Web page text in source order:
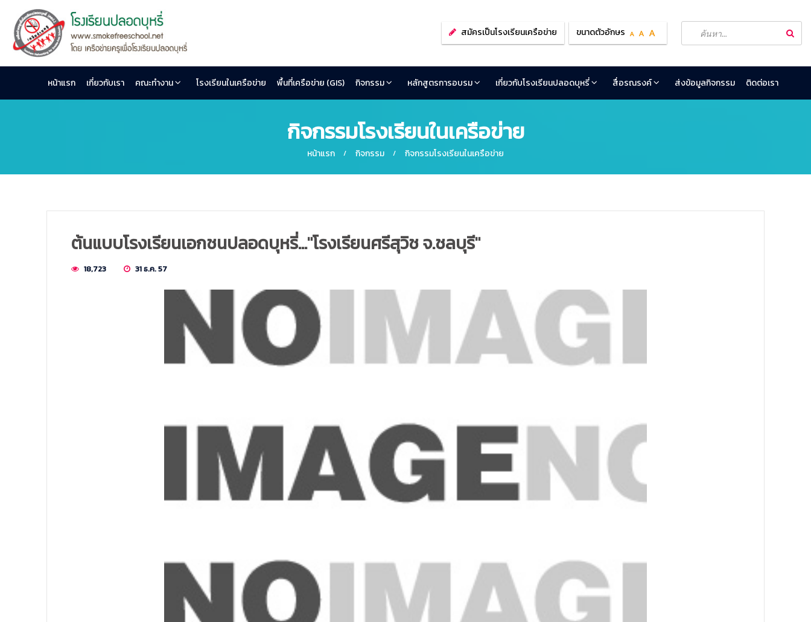
ขนาดตัวอักษร
สมัครเป็นโรงเรียนเครือข่าย
หน้าแรก เกี่ยวกับเรา คณะทำงาน โรงเรียนในเครือข่าย พื้นที่เครือข่าย (GIS) กิจกรรม หลักสูตรการอบรม เกี่ยวกับโรงเรียนปลอดบุหรี่ สื่อรณรงค์ ส่งข้อมูลกิจกรรม ติดต่อเรา
กิจกรรมโรงเรียนในเครือข่าย
หน้าแรก กิจกรรม กิจกรรมโรงเรียนในเครือข่าย
ต้นแบบโรงเรียนเอกชนปลอดบุหรี่..."โรงเรียนศรีสุวิช จ.ชลบุรี"
18,723 31 ธ.ค. 57